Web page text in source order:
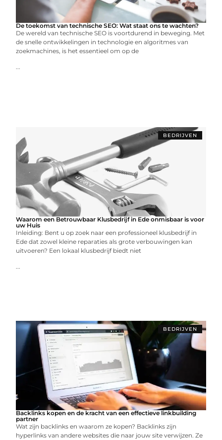
De toekomst van technische SEO: Wat staat ons te wachten?
De wereld van technische SEO is voortdurend in beweging. Met
de snelle ontwikkelingen in technologie en algoritmes van
zoekmachines, is het essentieel om op de
...
BEDRIJVEN
Waarom een Betrouwbaar Klusbedrijf in Ede onmisbaar is voor
uw Huis
Inleiding: Bent u op zoek naar een professioneel klusbedrijf in
Ede dat zowel kleine reparaties als grote verbouwingen kan
uitvoeren? Een lokaal klusbedrijf biedt niet
...
BEDRIJVEN
Backlinks kopen en de kracht van een effectieve linkbuilding
partner
Wat zijn backlinks en waarom ze kopen? Backlinks zijn
hyperlinks van andere websites die naar jouw site verwijzen. Ze